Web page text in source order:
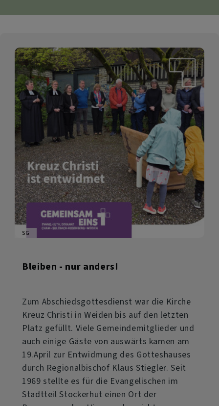
SG
Bleiben - nur anders!
Zum Abschiedsgottesdienst war die Kirche
Kreuz Christi in Weiden bis auf den letzten
Platz gefüllt. Viele Gemeindemitglieder und
auch einige Gäste von auswärts kamen am
19.April zur Entwidmung des Gotteshauses
durch Regionalbischof Klaus Stiegler. Seit
1969 stellte es für die Evangelischen im
Stadtteil Stockerhut einen Ort der